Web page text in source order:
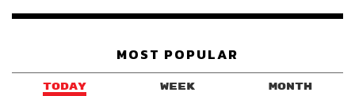
MOST POPULAR
TODAY WEEK MONTH